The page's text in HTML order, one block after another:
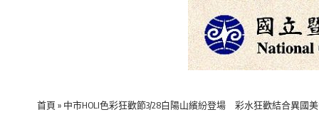
首頁 » 中市HOLI色彩狂歡節3/28白陽山繽紛登場 彩水狂歡結合異國